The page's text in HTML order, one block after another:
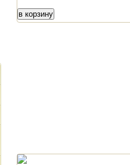
в корзину